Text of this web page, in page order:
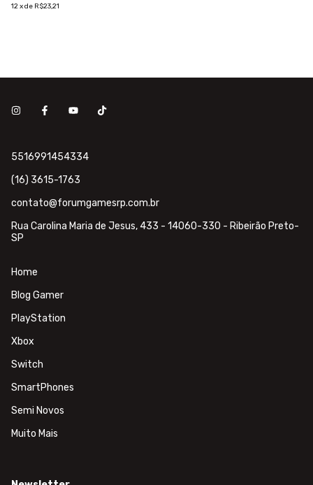
12xde R$23,21
5516991454334
(16) 3615-1763
contato@forumgamesrp.com.br
Rua Carolina Maria de Jesus, 433 - 14060-330 - Ribeirão Preto-
SP
Home
Blog Gamer
PlayStation
Xbox
Switch
SmartPhones
Semi Novos
Muito Mais